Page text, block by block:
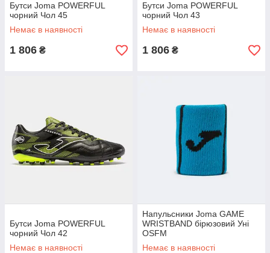
Бутси Joma POWERFUL
чорний Чол 45
Немає в наявності
1 806 ₴
Бутси Joma POWERFUL
чорний Чол 43
Немає в наявності
1 806 ₴
Бутси Joma POWERFUL
чорний Чол 42
Немає в наявності
Напульсники Joma GAME
WRISTBAND бірюзовий Уні
OSFM
Немає в наявності